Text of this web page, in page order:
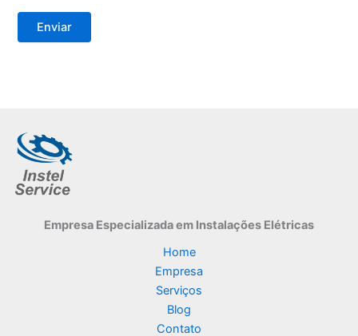
Empresa Especializadaem Instalações Elétricas
Home
Empresa
Serviços
Blog
Contato